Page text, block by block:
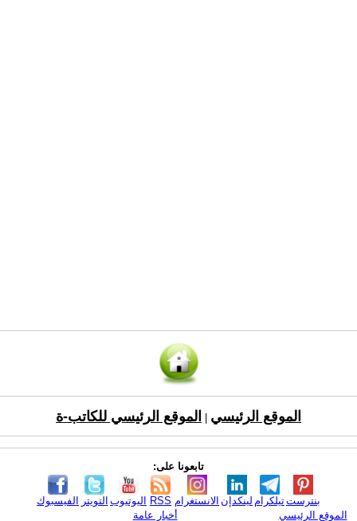
الموقع الرئيسي الموقع الرئيسي للكاتب-ة
تابعونا على:
الفيسبوك التويتر اليوتيوب RSS الانستغرام لينكدإن تيلكرامبنترست
الموقع الرئيسي
أخبار عامة